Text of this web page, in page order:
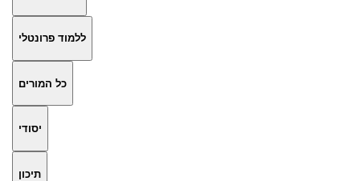
ללמוד פרונטלי
כל המורים
יסודי
תיכון